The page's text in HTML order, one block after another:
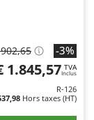
-3%
1.845,57 TVA
Inclus
R-126
Hors taxes (HT)